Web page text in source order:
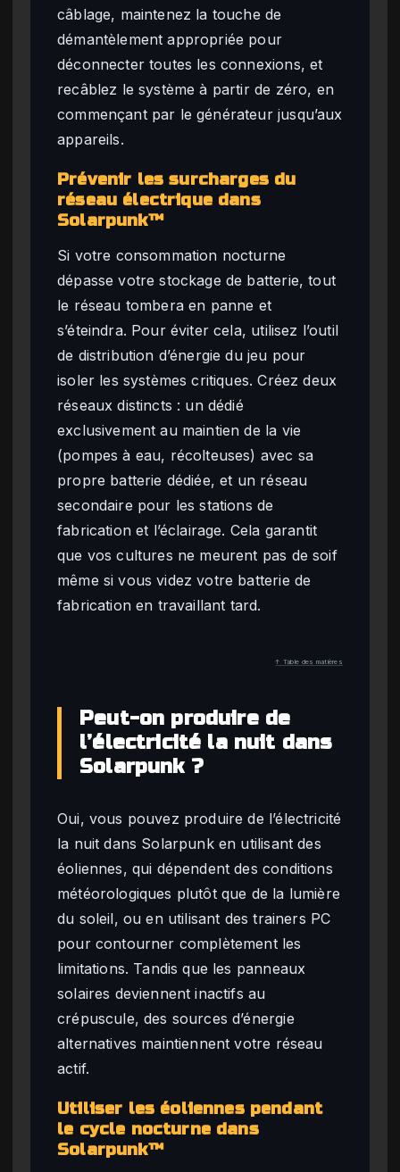
câblage, maintenez la touche de
démantèlement appropriée pour
déconnecter toutes les connexions, et
recâblez le système à partir de zéro, en
commençant par le générateur jusqu’aux
appareils.
Prévenir les surcharges du
réseau électrique dans
Solarpunk™
Si votre consommation nocturne
dépasse votre stockage de batterie, tout
le réseau tombera en panne et
s’éteindra. Pour éviter cela, utilisez l’outil
de distribution d’énergie du jeu pour
isoler les systèmes critiques. Créez deux
réseaux distincts : un dédié
exclusivement au maintien de la vie
(pompes à eau, récolteuses) avec sa
propre batterie dédiée, et un réseau
secondaire pour les stations de
fabrication et l’éclairage. Cela garantit
que vos cultures ne meurent pas de soif
même si vous videz votre batterie de
fabrication en travaillant tard.
↑ Table des matières
Peut-on produire de
l’électricité la nuit dans
Solarpunk ?
Oui, vous pouvez produire de l’électricité
la nuit dans Solarpunk en utilisant des
éoliennes, qui dépendent des conditions
météorologiques plutôt que de la lumière
du soleil, ou en utilisant des trainers PC
pour contourner complètement les
limitations. Tandis que les panneaux
solaires deviennent inactifs au
crépuscule, des sources d’énergie
alternatives maintiennent votre réseau
actif.
Utiliser les éoliennes pendant
le cycle nocturne dans
Solarpunk™